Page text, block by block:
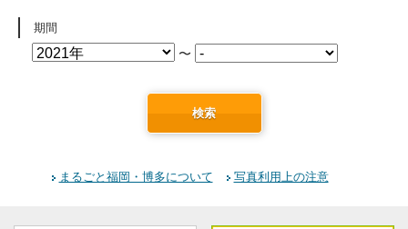
期間
〜
検索
まるごと福岡・博多について 写真利用上の注意